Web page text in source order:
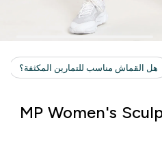
MP Women's